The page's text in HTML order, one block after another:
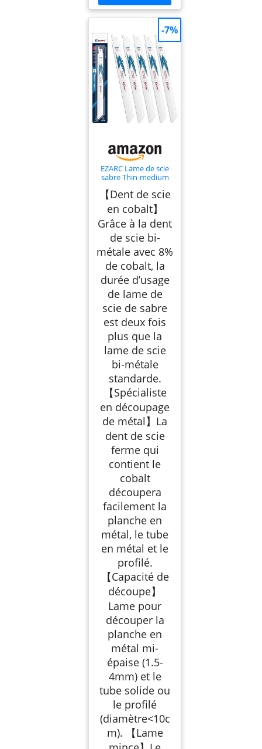
EZARC Lame de scie
sabre Thin-medium
18 TPI R922PT (5-
Pack)
【Dent de scie
en cobalt】
Grâce à la dent
de scie bi-
métale avec 8%
de cobalt, la
durée d’usage
de lame de
scie de sabre
est deux fois
plus que la
lame de scie
bi-métale
standarde.
【Spécialiste
en découpage
de métal】La
dent de scie
ferme qui
contient le
cobalt
découpera
facilement la
planche en
métal, le tube
en métal et le
profilé.
【Capacité de
découpe】
Lame pour
découper la
planche en
métal mi-
épaise (1.5-
4mm) et le
tube solide ou
le profilé
(diamètre<10c
m). 【Lame
-7%